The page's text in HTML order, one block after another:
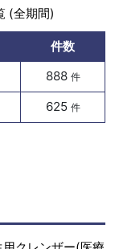
(全期間)
件数
888 件
625 件